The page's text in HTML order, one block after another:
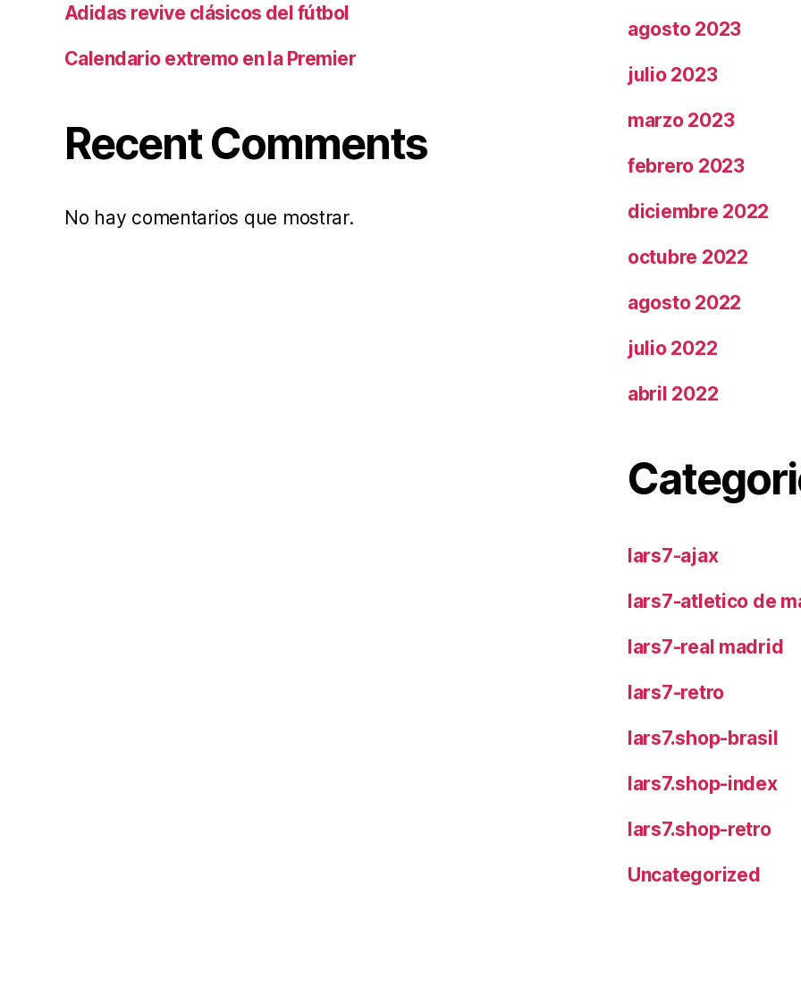
Adidas revive clásicos del fútbol
Calendario extremo en la Premier
Recent Comments
No hay comentarios que mostrar.
agosto 2023
julio 2023
marzo 2023
febrero 2023
diciembre 2022
octubre 2022
agosto 2022
julio 2022
abril 2022
lars7-ajax
lars7-atletico de
lars7-real madrid
lars7-retro
lars7.shop-brasil
lars7.shop-index
lars7.shop-retro
Uncategorized